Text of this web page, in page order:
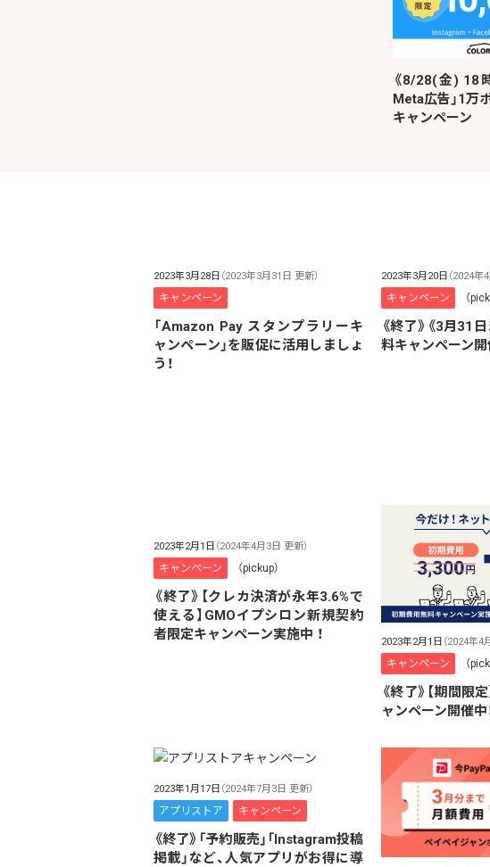
《8/28(金) 18
Meta広告」1万
キャンペーン
2023年3月28日 （2023年3月31日 更新）
キャンペーン
「Amazon Pay スタンプラリーキ
ャンペーン」を販促に活用しましょ
う！
2023年3月20日 （2024年
キャンペーン （
《終了》《3月31
料キャンペーン開
2023年2月1日 （2024年4月3日 更新）
キャンペーン （pickup）
《終了》【クレカ決済が永年3.6%で
使える】GMOイプシロン新規契約
者限定キャンペーン実施中 ！
2023年2月1日 （2024年4
キャンペーン （
《終了》【期間限
ャンペーン開催中
2023年1月17日 （2024年7月3日 更新）
アプリストア キャンペーン
《終了》「予約販売」「Instagram投稿
掲載」など、人気アプリがお得に導